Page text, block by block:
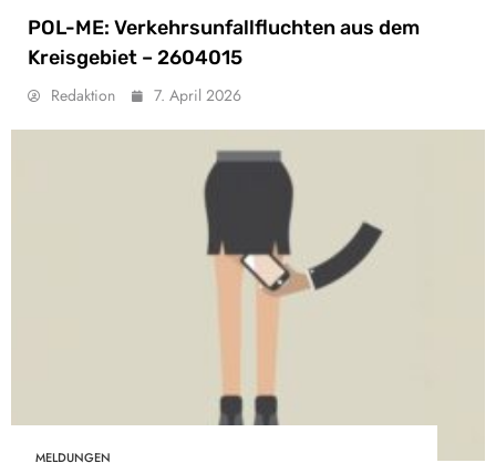
POL-ME: Verkehrsunfallfluchten aus dem
Kreisgebiet – 2604015
Redaktion 7. April 2026
MELDUNGEN